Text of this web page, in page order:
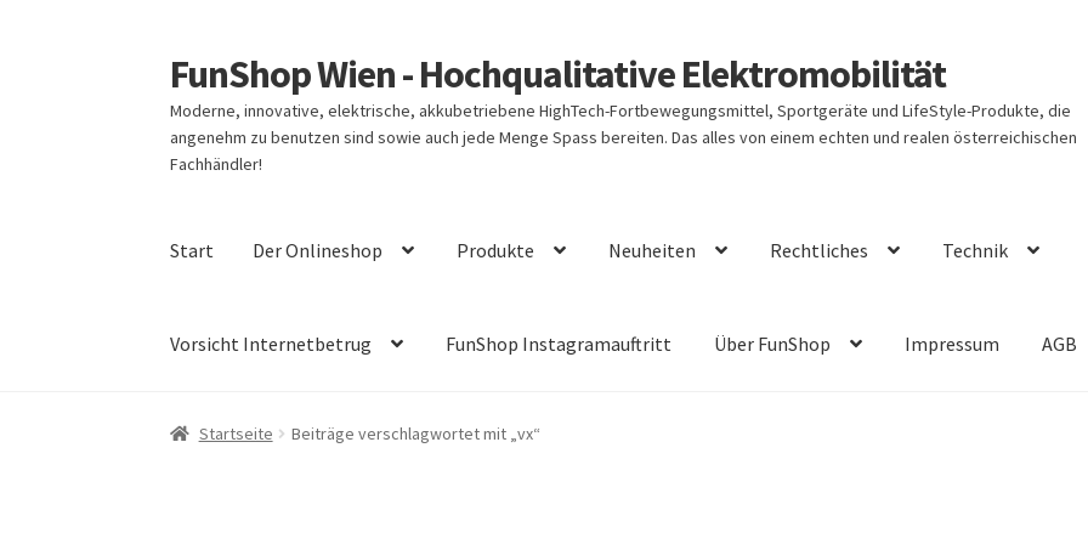
Zur
Navigation
springen
Zum
Inhalt
springen
FunShop Wien - Hochqualitative Elektromobilität
Moderne, innovative, elektrische, akkubetriebene HighTech-Fortbewegungsmittel, Sportgeräte und LifeStyle-Produkte, die
angenehm zu benutzen sind sowie auch jede Menge Spass bereiten. Das alles von einem echten und realen österreichischen
Fachhändler!
Start Der Onlineshop Produkte Neuheiten Rechtliches Technik
Vorsicht Internetbetrug FunShop Instagramauftritt Über FunShop Impressum AGB
Startseite Beiträge verschlagwortet mit „vx“